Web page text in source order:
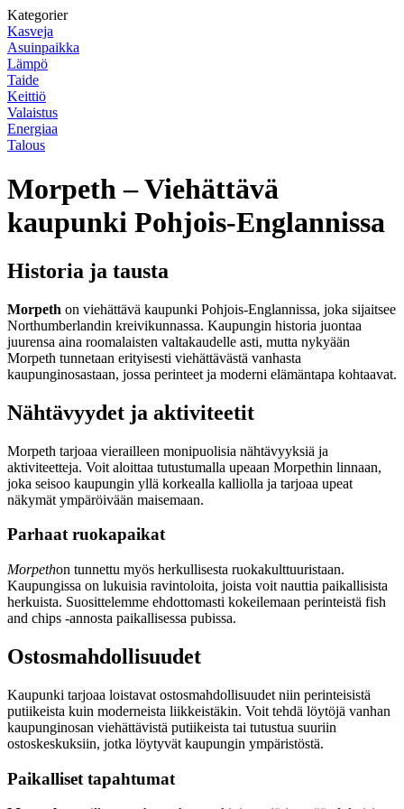
Kategorier
Kasveja
Asuinpaikka
Lämpö
Taide
Keittiö
Valaistus
Energiaa
Talous
Morpeth – Viehättävä
kaupunki Pohjois-Englannissa
Historia ja tausta
Morpeth on viehättävä kaupunki Pohjois-Englannissa, joka sijaitsee
Northumberlandin kreivikunnassa. Kaupungin historia juontaa
juurensa aina roomalaisten valtakaudelle asti, mutta nykyään
Morpeth tunnetaan erityisesti viehättävästä vanhasta
kaupunginosastaan, jossa perinteet ja moderni elämäntapa kohtaavat.
Nähtävyydet ja aktiviteetit
Morpeth tarjoaa vierailleen monipuolisia nähtävyyksiä ja
aktiviteetteja. Voit aloittaa tutustumalla upeaan Morpethin linnaan,
joka seisoo kaupungin yllä korkealla kalliolla ja tarjoaa upeat
näkymät ympäröivään maisemaan.
Parhaat ruokapaikat
Morpethon tunnettu myös herkullisesta ruokakulttuuristaan.
Kaupungissa on lukuisia ravintoloita, joista voit nauttia paikallisista
herkuista. Suosittelemme ehdottomasti kokeilemaan perinteistä fish
and chips -annosta paikallisessa pubissa.
Ostosmahdollisuudet
Kaupunki tarjoaa loistavat ostosmahdollisuudet niin perinteisistä
putiikeista kuin moderneista liikkeistäkin. Voit tehdä löytöjä vanhan
kaupunginosan viehättävistä putiikeista tai tutustua suuriin
ostoskeskuksiin, jotka löytyvät kaupungin ympäristöstä.
Paikalliset tapahtumat